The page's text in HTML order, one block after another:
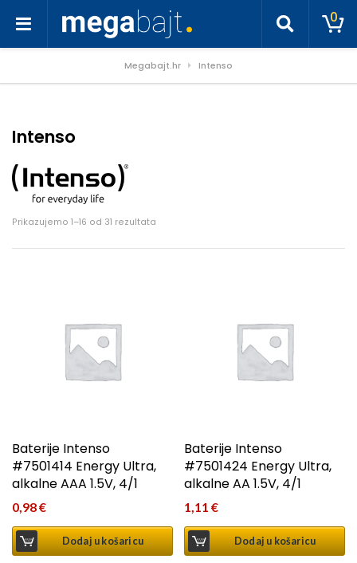
0
Megabajt.hr Intenso
Intenso
Prikazujemo 1–16 od 31 rezultata
Baterije Intenso
#7501414 Energy Ultra,
alkalne AAA 1.5V, 4/1
0,98€
Dodaj u košaricu
Baterije Intenso
#7501424 Energy Ultra,
alkalne AA 1.5V, 4/1
1,11€
Dodaj u košaricu